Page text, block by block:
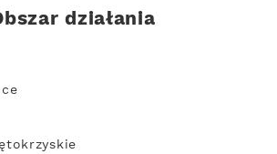
działania